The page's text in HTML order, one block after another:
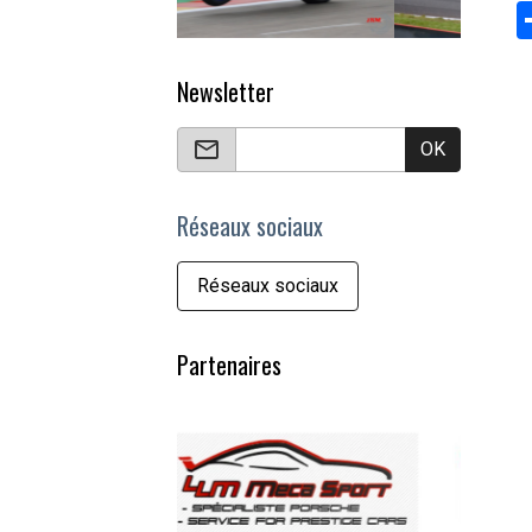
Newsletter
OK
Réseaux sociaux
Réseaux sociaux
Partenaires